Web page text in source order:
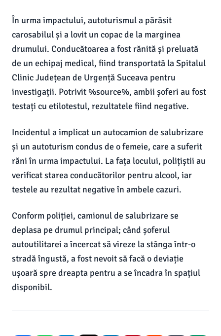
În urma impactului, autoturismul a părăsit
carosabilul și a lovit un copac de la marginea
drumului. Conducătoarea a fost rănită și preluată
de un echipaj medical, fiind transportată la Spitalul
Clinic Județean de Urgență Suceava pentru
investigații. Potrivit %source%, ambii șoferi au fost
testați cu etilotestul, rezultatele fiind negative.
Incidentul a implicat un autocamion de salubrizare
și un autoturism condus de o femeie, care a suferit
răni în urma impactului. La fața locului, polițiștii au
verificat starea conducătorilor pentru alcool, iar
testele au rezultat negative în ambele cazuri.
Conform poliției, camionul de salubrizare se
deplasa pe drumul principal; când șoferul
autoutilitarei a încercat să vireze la stânga într-o
stradă îngustă, a fost nevoit să facă o deviație
ușoară spre dreapta pentru a se încadra în spațiul
disponibil.